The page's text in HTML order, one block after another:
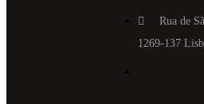
Rua de
1269-137